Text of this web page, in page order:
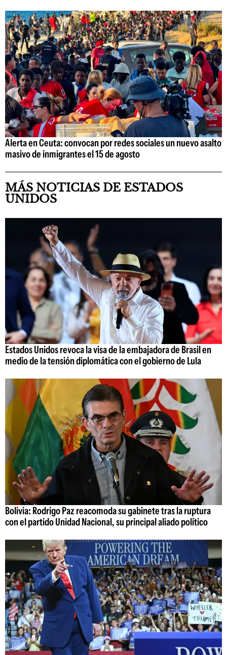
Alerta en Ceuta: convocan por redes sociales un nuevo asalto
masivo de inmigrantes el 15 de agosto
MÁS NOTICIAS DE ESTADOS
UNIDOS
Estados Unidos revoca la visa de la embajadora de Brasil en
medio de la tensión diplomática con el gobierno de Lula
Bolivia: Rodrigo Paz reacomoda su gabinete tras la ruptura
con el partido Unidad Nacional, su principal aliado político